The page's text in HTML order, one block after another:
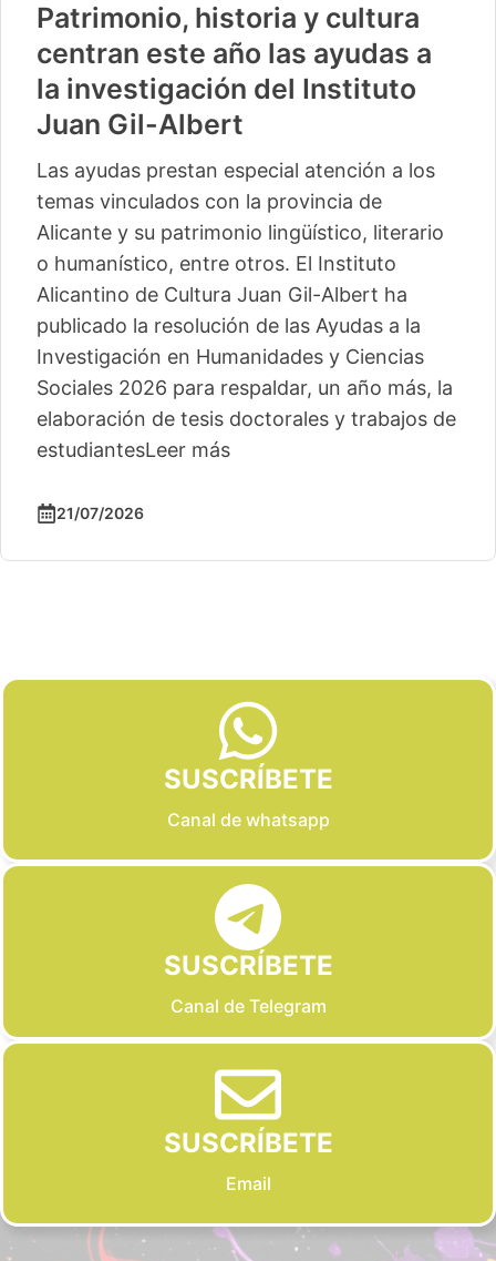
Patrimonio, historia y cultura
centran este año las ayudas a
la investigación del Instituto
Juan Gil-Albert
Las ayudas prestan especial atención a los
temas vinculados con la provincia de
Alicante y su patrimonio lingüístico, literario
o humanístico, entre otros. El Instituto
Alicantino de Cultura Juan Gil-Albert ha
publicado la resolución de las Ayudas a la
Investigación en Humanidades y Ciencias
Sociales 2026 para respaldar, un año más, la
elaboración de tesis doctorales y trabajos de
estudiantesLeer más
21/07/2026
SUSCRÍBETE
Canal de whatsapp
SUSCRÍBETE
Canal de Telegram
SUSCRÍBETE
Email